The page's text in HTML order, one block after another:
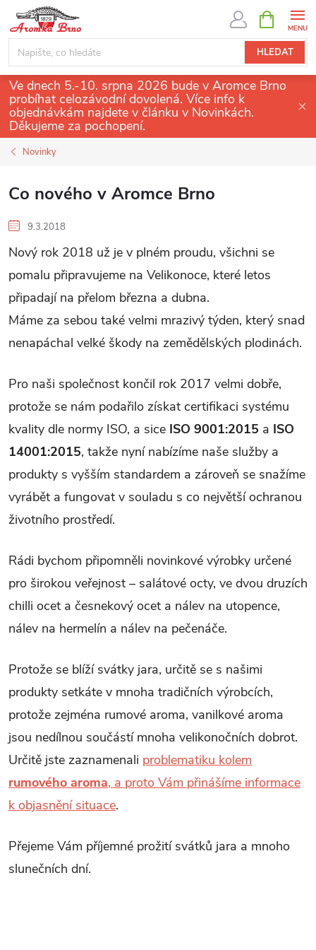
obsah
HLEDAT
NÁKUPNÍ
KOŠÍK
Ve dnech 5.-10. srpna 2026 bude v Aromce Brno
probíhat celozávodní dovolená. Více info k
objednávkám najdete v článku v Novinkách.
Děkujeme za pochopení.
Novinky
Co nového v Aromce Brno
9.3.2018
Nový rok 2018 už je v plném proudu, všichni se
pomalu připravujeme na Velikonoce, které letos
připadají na přelom března a dubna.
Máme za sebou také velmi mrazivý týden, který snad
nenapáchal velké škody na zemědělských plo­dinách.
Pro naši společnost končil rok 2017 velmi dobře,
protože se nám podařilo získat certifikaci systému
kvality dle normy ISO, a sice ISO 9001:2015 a ISO
14001:2015, takže nyní nabízíme naše služby a
produkty s vyšším standardem a zároveň se snažíme
vyrábět a fungovat v souladu s co největší ochranou
životního prostředí.
Rádi bychom připomněli novinkové výrobky určené
pro širokou veřejnost – salátové octy, ve dvou druzích
chilli ocet a česnekový ocet a nálev na utopence,
nálev na hermelín a nálev na pečenáče.
Protože se blíží svátky jara, určitě se s našimi
produkty setkáte v mnoha tradičních výrobcích,
protože zejména rumové aroma, vanilkové aroma
jsou nedílnou součástí mnoha velikonočních dobrot.
Určitě jste zaznamenali problematiku kolem
rumového aroma, a proto Vám přinášíme informace
k objasnění situace.
Přejeme Vám příjemné prožití svátků jara a mnoho
slunečních dní.